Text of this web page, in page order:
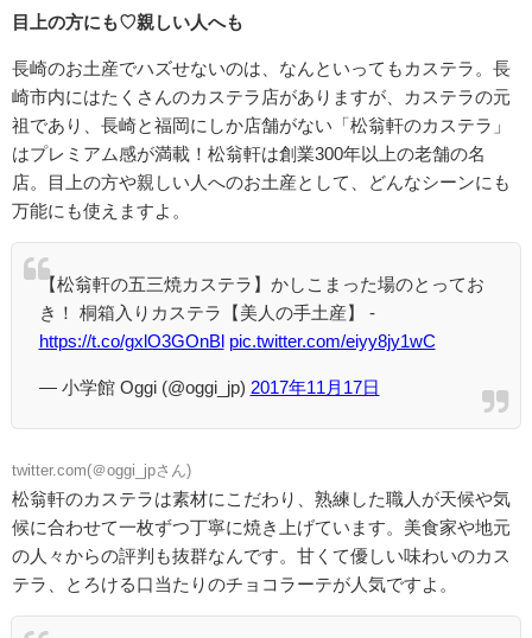
目上の方にも♡親しい人へも
長崎のお土産でハズせないのは、なんといってもカステラ。長
崎市内にはたくさんのカステラ店がありますが、カステラの元
祖であり、長崎と福岡にしか店舗がない「松翁軒のカステラ」
はプレミアム感が満載！松翁軒は創業300年以上の老舗の名
店。目上の方や親しい人へのお土産として、どんなシーンにも
万能にも使えますよ。
【松翁軒の五三焼カステラ】かしこまった場のとってお
き！ 桐箱入りカステラ【美人の手土産】 -
https://t.co/gxlO3GOnBl pic.twitter.com/eiyy8jy1wC
— 小学館 Oggi (@oggi_jp) 2017年11月17日
twitter.com(＠oggi_jpさん)
松翁軒のカステラは素材にこだわり、熟練した職人が天候や気
候に合わせて一枚ずつ丁寧に焼き上げています。美食家や地元
の人々からの評判も抜群なんです。甘くて優しい味わいのカス
テラ、とろける口当たりのチョコラーテが人気ですよ。